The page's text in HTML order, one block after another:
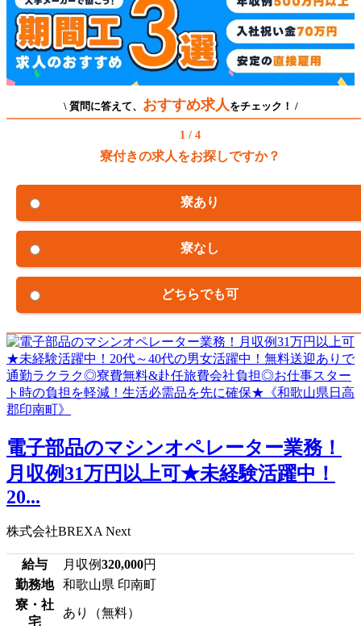
\ 質問に答えて、 おすすめ求人 をチェック！ /
1 / 4
寮付きの求人をお探しですか？
寮あり
寮なし
どちらでも可
電子部品のマシンオペレーター業務！
月収例31万円以上可★未経験活躍中！
20...
株式会社BREXA Next
給与 月収例320,000円
勤務地
和歌山県 印南町
寮・社
宅
あり（無料）